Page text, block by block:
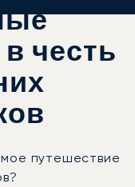
честь
путешествие